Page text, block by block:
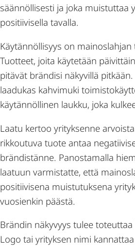
säännöllisesti ja joka muistuttaa
positiivisella tavalla.
Käytännöllisyys on
Tuotteet, joita käytetään
pitävät brändisi näkyvillä
laadukas kahvimuki
käytännöllinen laukku, joka
Laatu kertoo yrityksenne
rikkoutuva tuote antaa
brändistänne. Panostamalla
laatuun varmistatte, että
positiivisena muistutuksena
vuosienkin päästä.
Brändin näkyvyys tulee
Logo tai yrityksen nimi